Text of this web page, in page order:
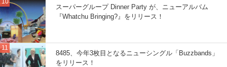
スーパーグループ Dinner Party が、ニューアルバム
『Whatchu Bringing?』をリリース！
8485、今年3枚目となるニューシングル「Buzzbands」
をリリース！